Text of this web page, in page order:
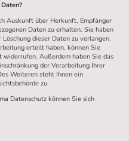
Auskunft über Herkunft, Empfänger
Daten zu erhalten. Sie haben
dieser Daten zu verlangen.
erteilt haben, können Sie
Außerdem haben Sie das
der Verarbeitung Ihrer
Weiteren steht Ihnen ein
zu.
Datenschutz können Sie sich